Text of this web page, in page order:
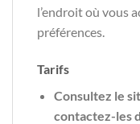
l’endroit où vous
préférences.
Tarifs
Consultez le
contactez-les